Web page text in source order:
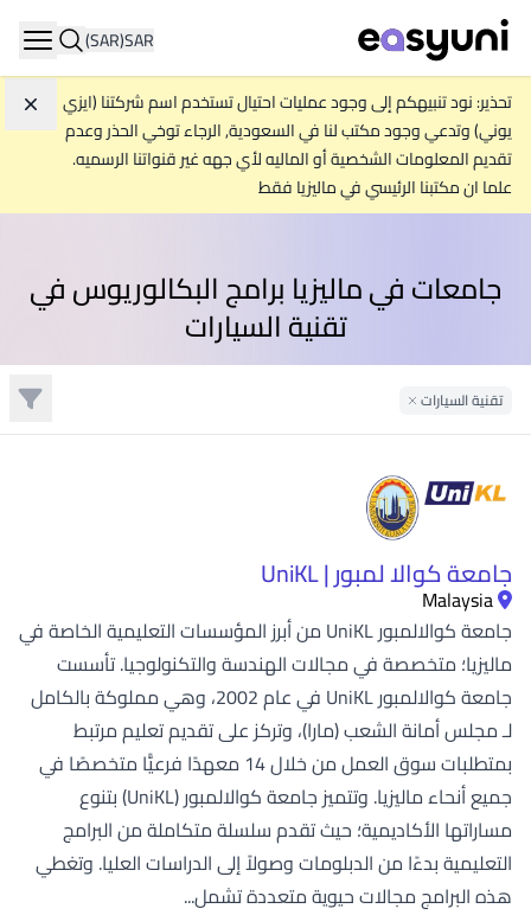
SAR
(SAR)
تحذير: نود تنبيهكم إلى وجود عمليات احتيال تستخدم اسم شركتنا (ايزي
يوني) وتدعي وجود مكتب لنا في السعودية, الرجاء توخي الحذر وعدم
تقديم المعلومات الشخصية أو الماليه لأي جهه غير قنواتنا الرسميه.
علما ان مكتبنا الرئيسي في ماليزيا فقط
جامعات في ماليزيا برامج البكالوريوس في
تقنية السيارات
تقنية السياراتRemove Filter
جامعة كوالا لمبور | UniKL
Malaysia
جامعة كوالالمبور UniKL من أبرز المؤسسات التعليمية الخاصة في
ماليزيا؛ متخصصة في مجالات الهندسة والتكنولوجيا. تأسست
جامعة كوالالمبور UniKL في عام 2002، وهي مملوكة بالكامل
لـ مجلس أمانة الشعب (مارا)، وتركز على تقديم تعليم مرتبط
بمتطلبات سوق العمل من خلال 14 معهدًا فرعيًّا متخصصًا في
جميع أنحاء ماليزيا. وتتميز جامعة كوالالمبور (UniKL) بتنوع
مساراتها الأكاديمية؛ حيث تقدم سلسلة متكاملة من البرامج
التعليمية بدءًا من الدبلومات وصولاً إلى الدراسات العليا. وتغطي
هذه البرامج مجالات حيوية متعددة تشمل...